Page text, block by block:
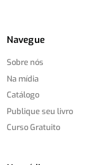
Navegue
Sobre nós
Na mídia
Catálogo
Publique seu livro
Curso Gratuito